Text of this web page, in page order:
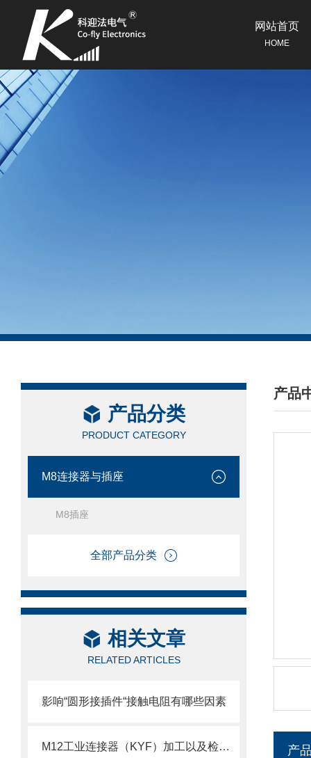
网站首页
HOME
产品分类
PRODUCT CATEGORY
M8连接器与插座
M8插座
全部产品分类
相关文章
RELATED ARTICLES
影响“圆形接插件“接触电阻有哪些因素
M12工业连接器（KYF）加工以及检测工艺
产品
/
产